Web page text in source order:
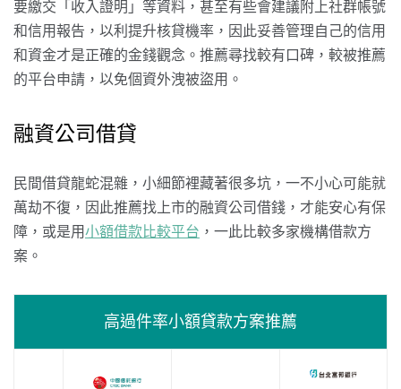
要繳交「收入證明」等資料，甚至有些會建議附上社群帳號
和信用報告，以利提升核貸機率，因此妥善管理自己的信用
和資金才是正確的金錢觀念。推薦尋找較有口碑，較被推薦
的平台申請，以免個資外洩被盜用。
融資公司借貸
民間借貸龍蛇混雜，小細節裡藏著很多坑，一不小心可能就
萬劫不復，因此推薦找上市的融資公司借錢，才能安心有保
障，或是用小額借款比較平台 ，一此比較多家機構借款方
案。
高過件率小額貸款方案推薦